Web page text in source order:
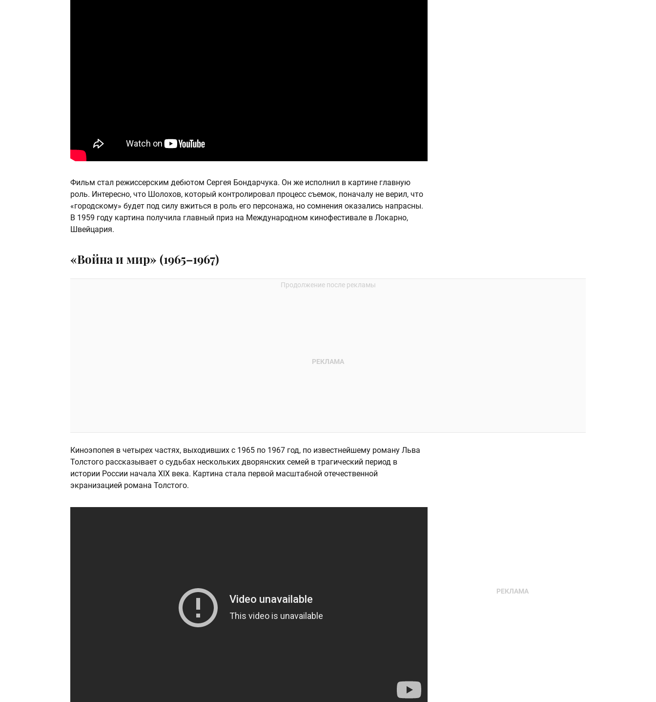
Фильм стал режиссерским дебютом Сергея Бондарчука. Он же исполнил в картине главную
роль. Интересно, что Шолохов, который контролировал процесс съемок, поначалу не верил, что
«городскому» будет под силу вжиться в роль его персонажа, но сомнения оказались напрасны.
В 1959 году картина получила главный приз на Международном кинофестивале в Локарно,
Швейцария.
«Война и мир» (1965–1967)
Киноэпопея в четырех частях, выходивших с 1965 по 1967 год, по известнейшему роману Льва
Толстого рассказывает о судьбах нескольких дворянских семей в трагический период в
истории России начала XIX века. Картина стала первой масштабной отечественной
экранизацией романа Толстого.